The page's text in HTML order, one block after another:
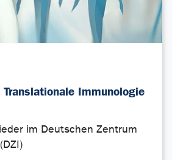
Immunologie
im Deutschen Zentrum